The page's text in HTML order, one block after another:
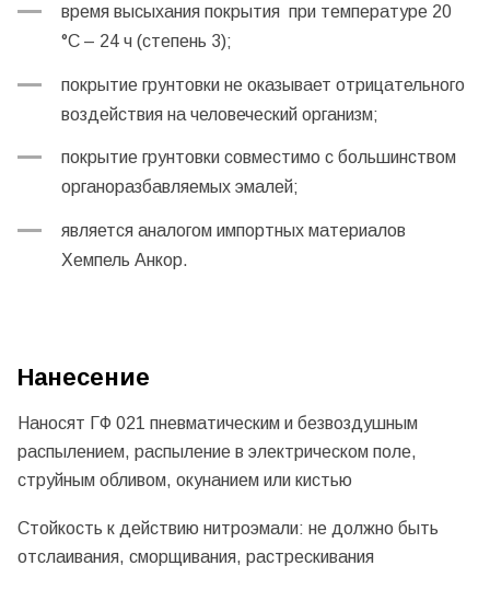
время высыхания покрытия при температуре 20
°С – 24 ч (степень 3);
покрытие грунтовки не оказывает отрицательного
воздействия на человеческий организм;
покрытие грунтовки совместимо с большинством
органоразбавляемых эмалей;
является аналогом импортных материалов
Хемпель Анкор.
Нанесение
Наносят ГФ 021 пневматическим и безвоздушным
распылением, распыление в электрическом поле,
струйным обливом, окунанием или кистью
Стойкость к действию нитроэмали: не должно быть
отслаивания, сморщивания, растрескивания